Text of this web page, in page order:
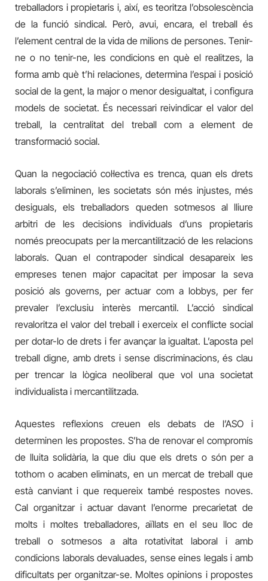
treballadors i propietaris i, així, es teoritza l’obsolescència
de la funció sindical. Però, avui, encara, el treball és
l’element central de la vida de milions de persones. Tenir-
ne o no tenir-ne, les condicions en què el realitzes, la
forma amb què t’hi relaciones, determina l’espai i posició
social de la gent, la major o menor desigualtat, i configura
models de societat. És necessari reivindicar el valor del
treball, la centralitat del treball com a element de
transformació social.
Quan la negociació col·lectiva es trenca, quan els drets
laborals s’eliminen, les societats són més injustes, més
desiguals, els treballadors queden sotmesos al lliure
arbitri de les decisions individuals d’uns propietaris
només preocupats per la mercantilització de les relacions
laborals. Quan el contrapoder sindical desapareix les
empreses tenen major capacitat per imposar la seva
posició als governs, per actuar com a lobbys, per fer
prevaler l’exclusiu interès mercantil. L’acció sindical
revaloritza el valor del treball i exerceix el conflicte social
per dotar-lo de drets i fer avançar la igualtat. L’aposta pel
treball digne, amb drets i sense discriminacions, és clau
per trencar la lògica neoliberal que vol una societat
individualista i mercantilitzada.
Aquestes reflexions creuen els debats de l’ASO i
determinen les propostes. S’ha de renovar el compromís
de lluita solidària, la que diu que els drets o són per a
tothom o acaben eliminats, en un mercat de treball que
està canviant i que requereix també respostes noves.
Cal organitzar i actuar davant l’enorme precarietat de
molts i moltes treballadores, aïllats en el seu lloc de
treball o sotmesos a alta rotativitat laboral i amb
condicions laborals devaluades, sense eines legals i amb
dificultats per organitzar-se. Moltes opinions i propostes